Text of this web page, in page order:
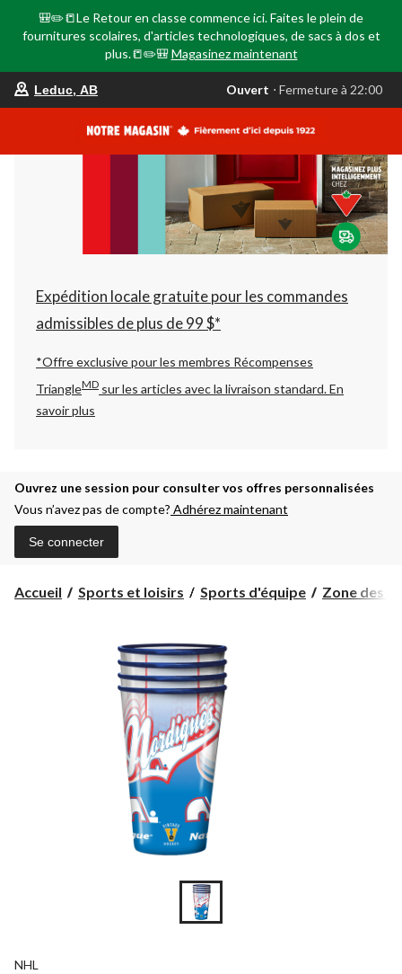
🎒✏️📒Le Retour en classe commence ici. Faites le plein de
fournitures scolaires, d'articles technologiques, de sacs à dos et
plus.📒✏️🎒 Magasinez maintenant
votre
est
AB,
Ouvert,
Fermeture
à
22:00
changer
Leduc, AB Ouvert ⋅ Fermeture à 22:00
Expédition locale gratuite pour les commandes
admissibles de plus de 99 $*
*Offre exclusive pour les membres Récompenses
TriangleMD sur les articles avec la livraison standard.En
savoir plus
Ouvrez une session pour consulter vos offres personnalisées
Vous n’avez pas de compte? Adhérez maintenant
Se connecter
Accueil Sports et loisirs Sports d'équipe Zone des
NHL